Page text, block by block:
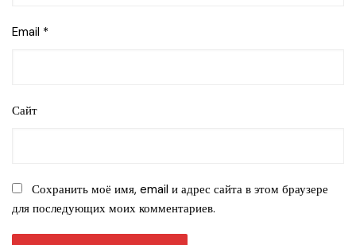
Email *
Сайт
Сохранить моё имя, email и адрес сайта в этом браузере
для последующих моих комментариев.